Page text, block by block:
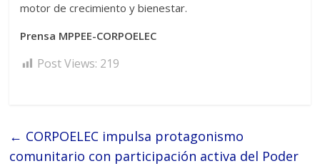
motor de crecimiento y bienestar.
Prensa MPPEE-CORPOELEC
Post Views: 219
← CORPOELEC impulsa protagonismo
comunitario con participación activa del Poder